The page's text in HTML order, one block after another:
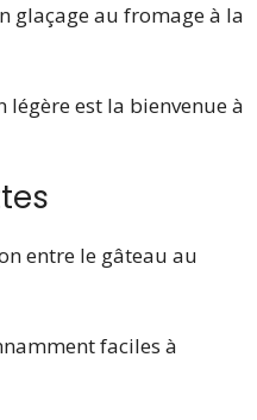
glaçage au fromage à la
légère est la bienvenue à
entre le gâteau au
faciles à